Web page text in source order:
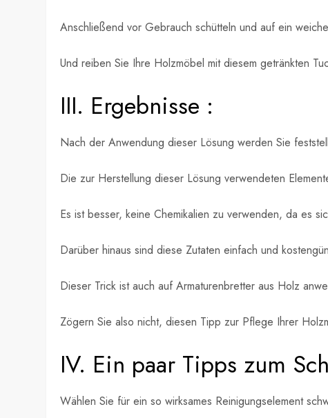
Anschließend vor Gebrauch schütteln und auf ein
Und reiben Sie Ihre Holzmöbel mit diesem getränkten
III. Ergebnisse :
Nach der Anwendung dieser Lösung werden Sie
Die zur Herstellung dieser Lösung verwendeten
Es ist besser, keine Chemikalien zu verwenden, da es
Darüber hinaus sind diese Zutaten einfach und
Dieser Trick ist auch auf Armaturenbretter aus Holz
Zögern Sie also nicht, diesen Tipp zur Pflege Ihrer
IV. Ein paar Tipps zum
Wählen Sie für ein so wirksames Reinigungselement